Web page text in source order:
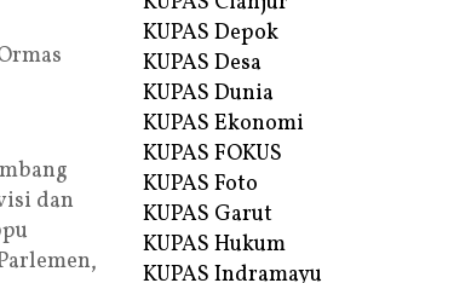
dan
KUPAS Depok
KUPAS Desa
KUPAS Dunia
KUPAS Ekonomi
KUPAS FOKUS
KUPAS Foto
KUPAS Garut
KUPAS Hukum
KUPAS Indramayu